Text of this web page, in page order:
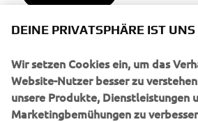
DEINE PRIVATSPHÄRE IST
Wir setzen Cookies ein, um das
Website-Nutzer besser zu
unsere Produkte, Dienstleistungen
Marketingbemühungen zu